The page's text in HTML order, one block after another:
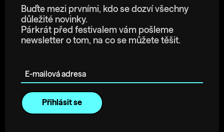
Buďte mezi prvními, kdo se dozví všechny
důležité novinky.
Párkrát před festivalem vám pošleme
newsletter o tom, na co se můžete těšit.